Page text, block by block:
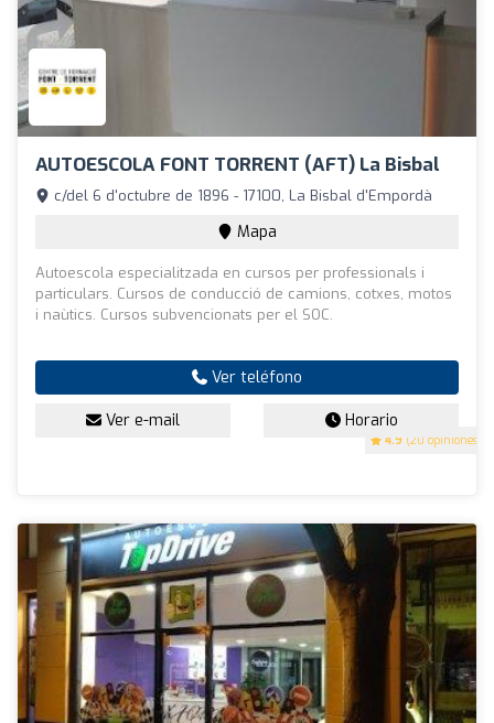
AUTOESCOLA FONT TORRENT (AFT) La Bisbal
4.9 (20 opiniones)
c/del 6 d'octubre de 1896 - 17100, La Bisbal d'Empordà
Mapa
Autoescola especialitzada en cursos per professionals i
particulars. Cursos de conducció de camions, cotxes, motos
i naùtics. Cursos subvencionats per el SOC.
Ver teléfono
Ver e-mail Horario